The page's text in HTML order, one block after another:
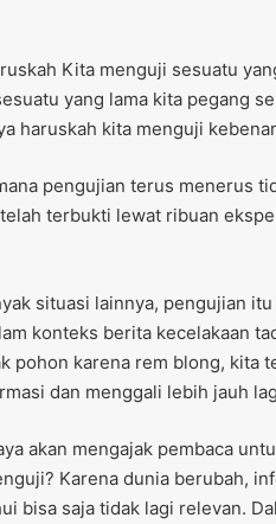
Kita menguji sesuatu
yang lama kita pegang
haruskah kita menguji
pengujian terus menerus
terbukti lewat ribuan
situasi lainnya, pengujian
konteks berita kecelakaan
pohon karena rem blong, kita
dan menggali lebih jauh
akan mengajak pembaca
Karena dunia berubah,
bisa saja tidak lagi relevan.